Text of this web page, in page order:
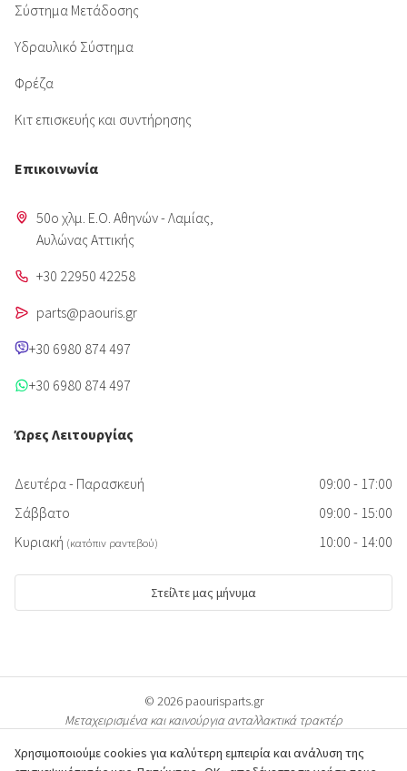
Σύστημα Μετάδοσης
Υδραυλικό Σύστημα
Φρέζα
Κιτ επισκευής και συντήρησης
Επικοινωνία
50o χλμ. Ε.Ο. Αθηνών - Λαμίας,
Aυλώνας Αττικής
+30 22950 42258
parts@paouris.gr
+30 6980 874 497
+30 6980 874 497
Ώρες Λειτουργίας
Δευτέρα - Παρασκευή
09:00 - 17:00
Σάββατο
09:00 - 15:00
Κυριακή (κατόπιν ραντεβού) 10:00 - 14:00
Στείλτε μας μήνυμα
© 2026 paourisparts.gr
Μεταχειρισμένα και καινούργια ανταλλακτικά τρακτέρ
Χρησιμοποιούμε cookies για καλύτερη εμπειρία και ανάλυση της